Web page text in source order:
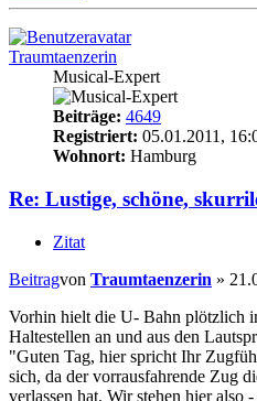
Traumtaenzerin
Musical-Expert
Beiträge: 4649
Registriert: 05.01.2011,
Wohnort: Hamburg
Re: Lustige, schöne,
Zitat
Beitragvon Traumtaenzerin »
Vorhin hielt die U- Bahn plötzlich
Haltestellen an und aus den
"Guten Tag, hier spricht Ihr
sich, da der vorrausfahrende Zug
verlassen hat. Wir stehen hier also